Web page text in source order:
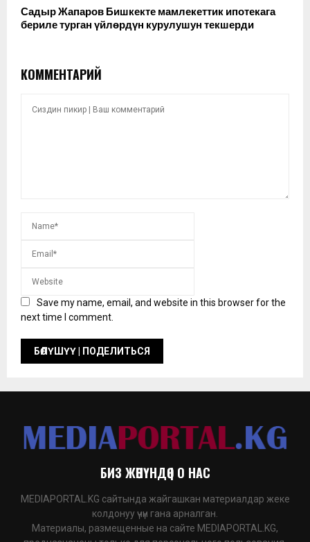
Садыр Жапаров Бишкекте мамлекеттик ипотекага
бериле турган үйлөрдүн курулушун текшерди
КОММЕНТАРИЙ
Save my name, email, and website in this browser for the
next time I comment.
БИЗ ЖӨНҮНДӨ | О НАС
MEDIAPORTAL.KG сайтында жайгашкан материалдар жеке
колдонуу үчүн гана арналган.
Материалы, размещенные на сайте MEDIAPORTAL.KG,